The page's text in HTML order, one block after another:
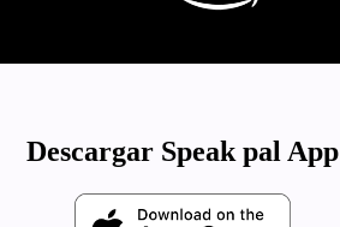
Descargar Speak pal App